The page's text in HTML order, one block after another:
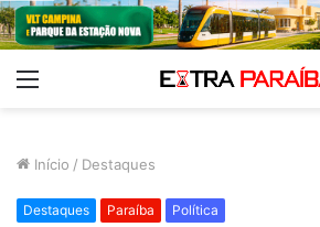
Início / Destaques
Destaques Paraíba Política